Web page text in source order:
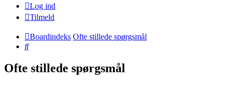
Log ind
Tilmeld
Boardindeks Ofte stillede spørgsmål
Søg
Ofte stillede spørgsmål